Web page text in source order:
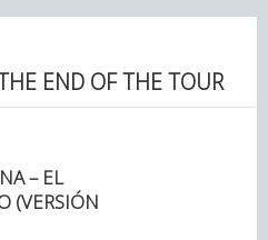
END OF THE TOUR
– EL
(VERSIÓN